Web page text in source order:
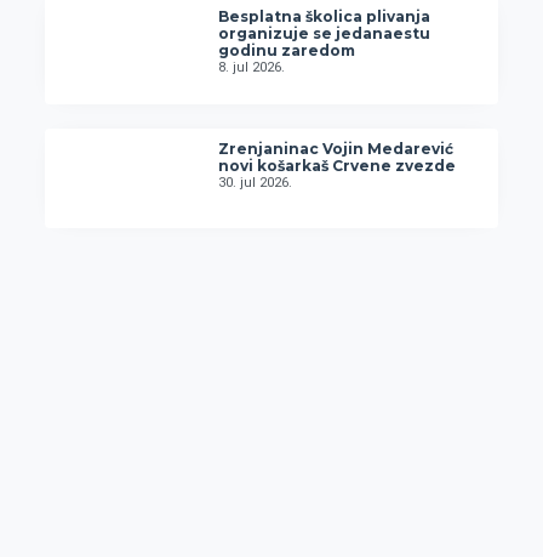
Besplatna školica plivanja
organizuje se jedanaestu
godinu zaredom
8. jul 2026.
Zrenjaninac Vojin Medarević
novi košarkaš Crvene zvezde
30. jul 2026.